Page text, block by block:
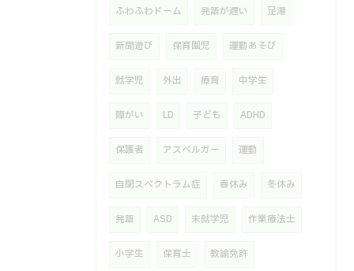
ふわふわドーム 発語が遅い 足湯
新聞遊び 保育園児 運動あそび
就学児 外出 療育 中学生
障がい LD 子ども ADHD
保護者 アスペルガー 運動
自閉スペクトラム症 春休み 冬休み
発語 ASD 未就学児 作業療法士
小学生 保育士 教諭免許